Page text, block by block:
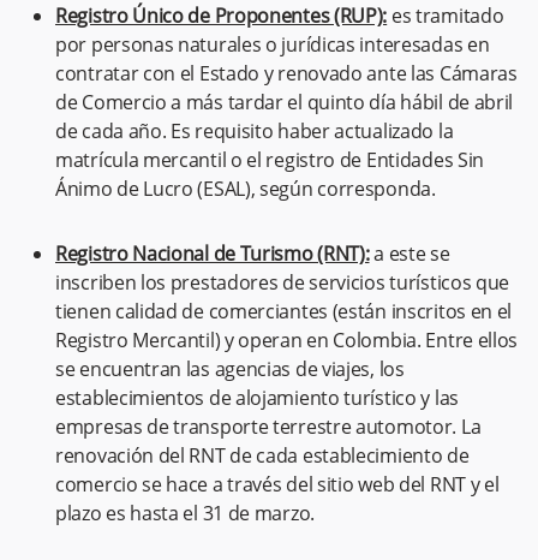
Registro Único de Proponentes (RUP): es tramitado
por personas naturales o jurídicas interesadas en
contratar con el Estado y renovado ante las Cámaras
de Comercio a más tardar el quinto día hábil de abril
de cada año. Es requisito haber actualizado la
matrícula mercantil o el registro de Entidades Sin
Ánimo de Lucro (ESAL), según corresponda.
Registro Nacional de Turismo (RNT):a este se
inscriben los prestadores de servicios turísticos que
tienen calidad de comerciantes (están inscritos en el
Registro Mercantil) y operan en Colombia. Entre ellos
se encuentran las agencias de viajes, los
establecimientos de alojamiento turístico y las
empresas de transporte terrestre automotor. La
renovación del RNT de cada establecimiento de
comercio se hace a través del sitio web del RNT y el
plazo es hasta el 31 de marzo.